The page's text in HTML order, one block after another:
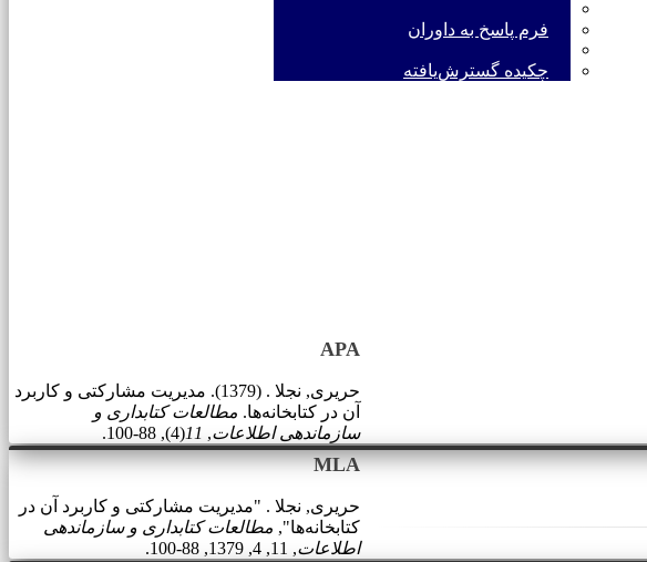
فرم پاسخ به داوران
چکیده گسترش‌یافته
APA
حریری, نجلا . (1379). مدیریت مشارکتی و کاربرد
آن در کتابخانه‌ها. مطالعات کتابداری و
سازماندهی اطلاعات,
11
(4), 88-100.
MLA
حریری, نجلا . "مدیریت مشارکتی و کاربرد آن در
کتابخانه‌ها", مطالعات کتابداری و سازماندهی
اطلاعات, 11, 4, 1379, 88-100.